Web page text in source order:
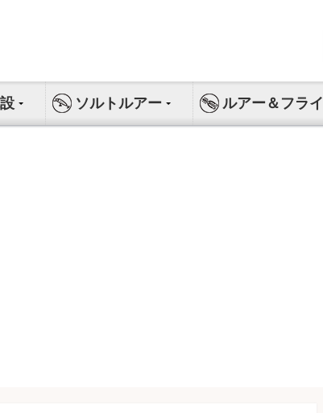
ソルトルアー ルアー＆フライ